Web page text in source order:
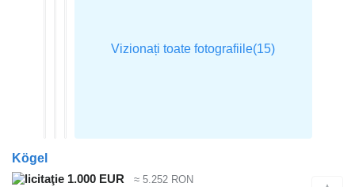
Kögel
1.000 EUR
≈ 5.252 RON